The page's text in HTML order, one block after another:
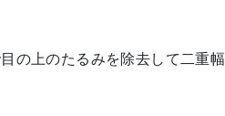
の上のたるみを除去して二重幅